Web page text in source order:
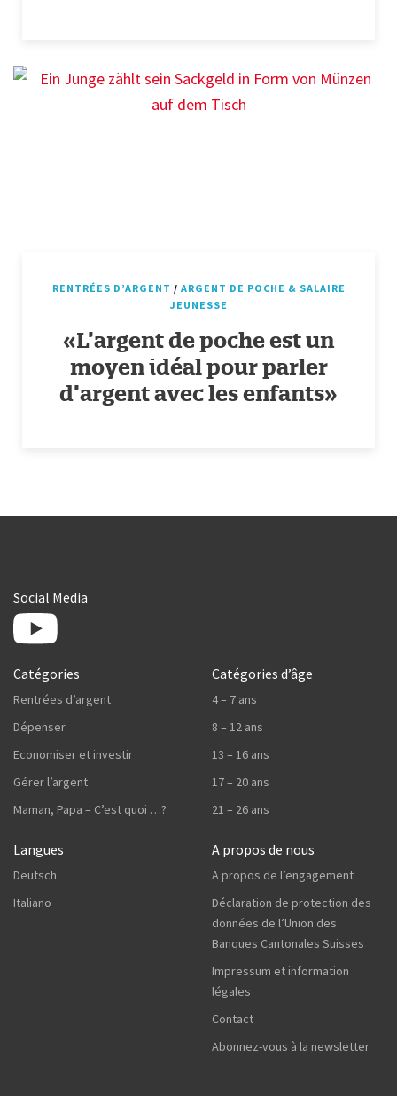
RENTRÉES D’ARGENT / ARGENT DE POCHE & SALAIRE
JEUNESSE
«L’argent de poche est un
moyen idéal pour parler
d’argent avec les enfants»
Social Media
Catégories
Rentrées d’argent
Dépenser
Economiser et investir
Gérer l’argent
Maman, Papa – C’est quoi …?
Langues
Deutsch
Italiano
Catégories d’âge
4 – 7 ans
8 – 12 ans
13 – 16 ans
17 – 20 ans
21 – 26 ans
A propos de nous
A propos de l’engagement
Déclaration de protection des
données de l’Union des
Banques Cantonales Suisses
Impressum et information
légales
Contact
Abonnez-vous à la newsletter